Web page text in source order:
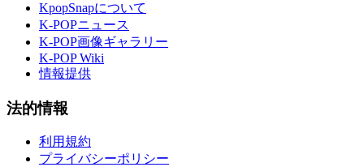
KpopSnapについて
K-POPニュース
K-POP画像ギャラリー
K-POP Wiki
情報提供
法的情報
利用規約
プライバシーポリシー